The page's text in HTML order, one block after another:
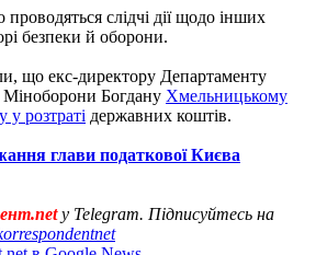
слідчі дії щодо інших
безпеки й оборони.
що екс-директору Департаменту
Міноборони Богдану Хмельницькому
у розтраті державних коштів.
глави податкової Києва
у Telegram. Підписуйтесь на